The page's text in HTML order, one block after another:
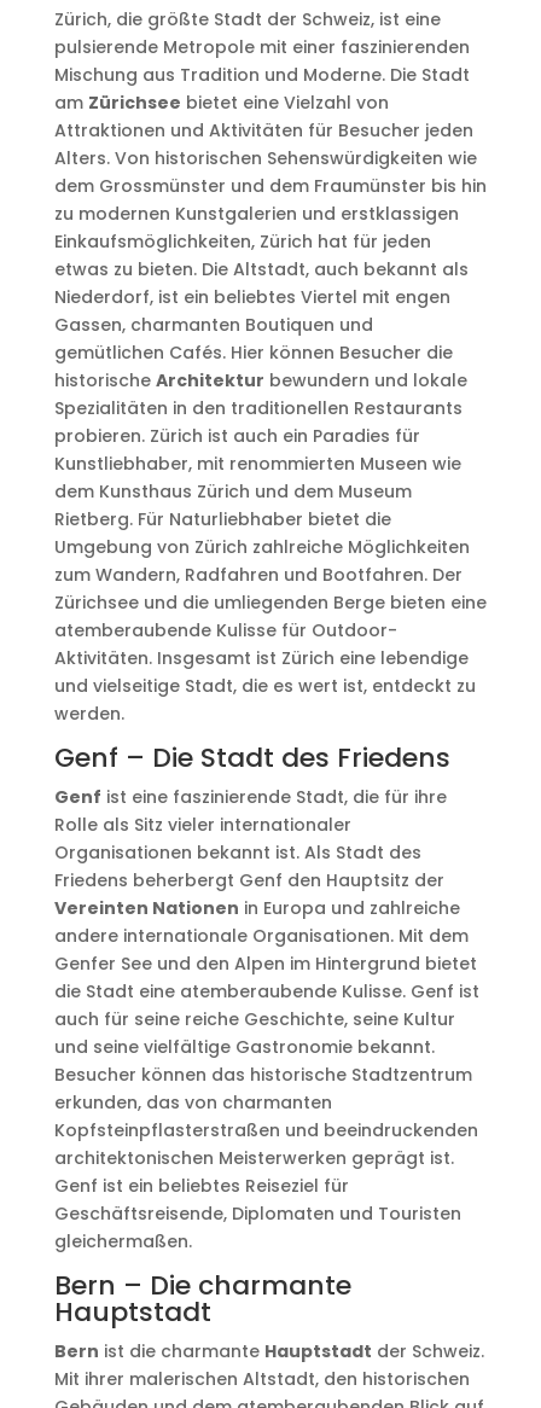
Zürich, die größte Stadt der Schweiz, ist eine
pulsierende Metropole mit einer faszinierenden
Mischung aus Tradition und Moderne. Die Stadt
am Zürichsee bietet eine Vielzahl von
Attraktionen und Aktivitäten für Besucher jeden
Alters. Von historischen Sehenswürdigkeiten wie
dem Grossmünster und dem Fraumünster bis hin
zu modernen Kunstgalerien und erstklassigen
Einkaufsmöglichkeiten, Zürich hat für jeden
etwas zu bieten. Die Altstadt, auch bekannt als
Niederdorf, ist ein beliebtes Viertel mit engen
Gassen, charmanten Boutiquen und
gemütlichen Cafés. Hier können Besucher die
historische Architektur bewundern und lokale
Spezialitäten in den traditionellen Restaurants
probieren. Zürich ist auch ein Paradies für
Kunstliebhaber, mit renommierten Museen wie
dem Kunsthaus Zürich und dem Museum
Rietberg. Für Naturliebhaber bietet die
Umgebung von Zürich zahlreiche Möglichkeiten
zum Wandern, Radfahren und Bootfahren. Der
Zürichsee und die umliegenden Berge bieten eine
atemberaubende Kulisse für Outdoor-
Aktivitäten. Insgesamt ist Zürich eine lebendige
und vielseitige Stadt, die es wert ist, entdeckt zu
werden.
Genf – Die Stadt des Friedens
Genf ist eine faszinierende Stadt, die für ihre
Rolle als Sitz vieler internationaler
Organisationen bekannt ist. Als Stadt des
Friedens beherbergt Genf den Hauptsitz der
Vereinten Nationen in Europa und zahlreiche
andere internationale Organisationen. Mit dem
Genfer See und den Alpen im Hintergrund bietet
die Stadt eine atemberaubende Kulisse. Genf ist
auch für seine reiche Geschichte, seine Kultur
und seine vielfältige Gastronomie bekannt.
Besucher können das historische Stadtzentrum
erkunden, das von charmanten
Kopfsteinpflasterstraßen und beeindruckenden
architektonischen Meisterwerken geprägt ist.
Genf ist ein beliebtes Reiseziel für
Geschäftsreisende, Diplomaten und Touristen
gleichermaßen.
Bern – Die charmante
Hauptstadt
Bern ist die charmante Hauptstadt der Schweiz.
Mit ihrer malerischen Altstadt, den historischen